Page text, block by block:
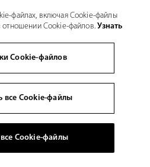
файлах, включая Cookie-файлы
отношении Cookie-файлов.Узнать
Cookie-файлов
все Cookie-файлы
Cookie-файлы